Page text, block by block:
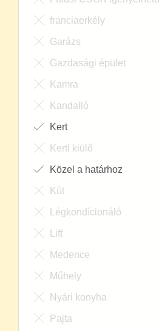
franciaerkély
Garázs
Gazdasági épület
Kamra
Kandalló
Kert
Kerti kiülő
Közel a határhoz
Kút
Légkondícionáló
Lift
Medence
Műhely
Nyári konyha
Pajta